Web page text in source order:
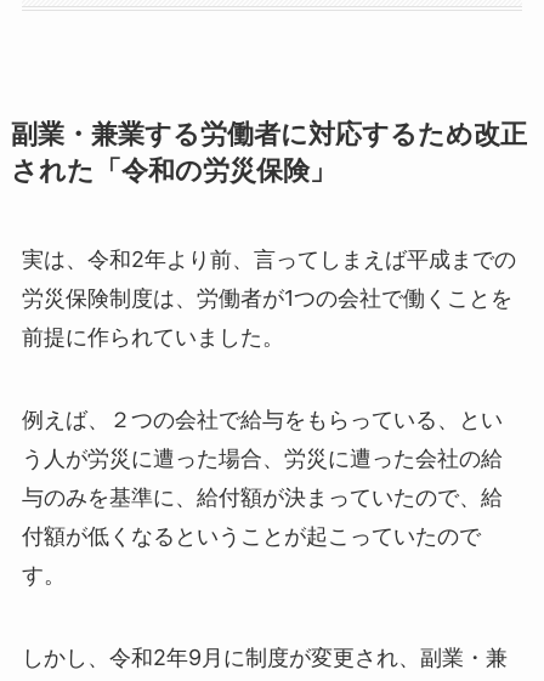
副業・兼業する労働者に対応するため改正
された「令和の労災保険」
実は、令和2年より前、言ってしまえば平成までの
労災保険制度は、労働者が1つの会社で働くことを
前提に作られていました。
例えば、２つの会社で給与をもらっている、とい
う人が労災に遭った場合、労災に遭った会社の給
与のみを基準に、給付額が決まっていたので、給
付額が低くなるということが起こっていたので
す。
しかし、令和2年9月に制度が変更され、副業・兼